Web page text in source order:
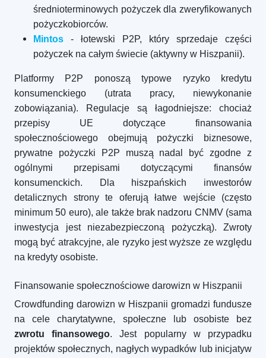
średnioterminowych pożyczek dla zweryfikowanych
pożyczkobiorców.
Mintos - łotewski P2P, który sprzedaje części
pożyczek na całym świecie (aktywny w Hiszpanii).
Platformy P2P ponoszą typowe ryzyko kredytu
konsumenckiego (utrata pracy, niewykonanie
zobowiązania). Regulacje są łagodniejsze: chociaż
przepisy UE dotyczące finansowania
społecznościowego obejmują pożyczki biznesowe,
prywatne pożyczki P2P muszą nadal być zgodne z
ogólnymi przepisami dotyczącymi finansów
konsumenckich. Dla hiszpańskich inwestorów
detalicznych strony te oferują łatwe wejście (często
minimum 50 euro), ale także brak nadzoru CNMV (sama
inwestycja jest niezabezpieczoną pożyczką). Zwroty
mogą być atrakcyjne, ale ryzyko jest wyższe ze względu
na kredyty osobiste.
Finansowanie społecznościowe darowizn w Hiszpanii
Crowdfunding darowizn w Hiszpanii gromadzi fundusze
na cele charytatywne, społeczne lub osobiste bez
zwrotu finansowego. Jest popularny w przypadku
projektów społecznych, nagłych wypadków lub inicjatyw